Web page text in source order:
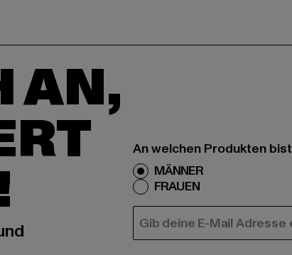
AN,
An welchen Produkten
MÄNNER
FRAUEN
E-MAIL